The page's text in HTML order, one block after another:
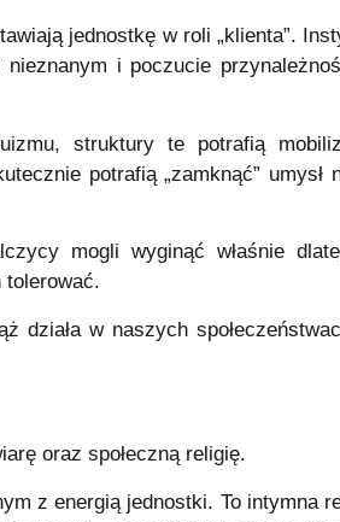
jednostkę w roli „klienta”.
i poczucie
struktury te potrafią
potrafią „zamknąć”
mogli wyginąć właśnie
tolerować.
działa w naszych
oraz społeczną religię.
z energią jednostki. To intymna